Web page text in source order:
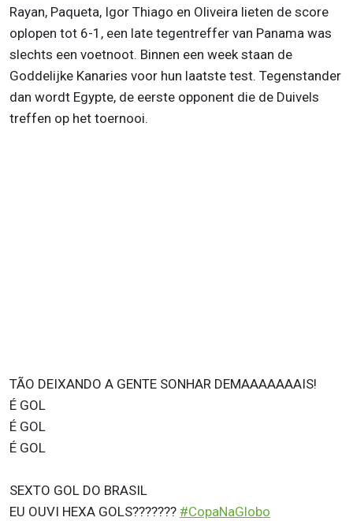
Rayan, Paqueta, Igor Thiago en Oliveira lieten de score
oplopen tot 6-1, een late tegentreffer van Panama was
slechts een voetnoot. Binnen een week staan de
Goddelijke Kanaries voor hun laatste test. Tegenstander
dan wordt Egypte, de eerste opponent die de Duivels
treffen op het toernooi.
TÃO DEIXANDO A GENTE SONHAR DEMAAAAAAAIS!
É GOL
É GOL
É GOL
SEXTO GOL DO BRASIL
EU OUVI HEXA GOLS??????? #CopaNaGlobo